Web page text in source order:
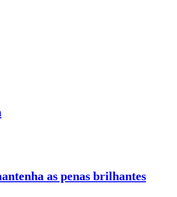
as penas brilhantes